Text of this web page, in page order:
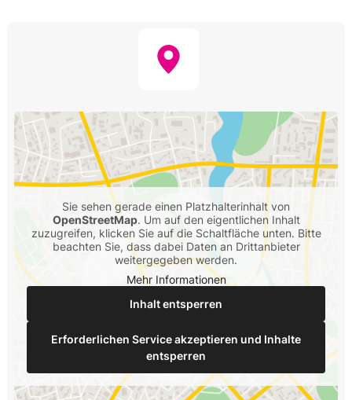
Sie sehen gerade einen Platzhalterinhalt von
OpenStreetMap. Um auf den eigentlichen Inhalt
zuzugreifen, klicken Sie auf die Schaltfläche unten. Bitte
beachten Sie, dass dabei Daten an Drittanbieter
weitergegeben werden.
Mehr Informationen
Inhalt entsperren
Erforderlichen Service akzeptieren und Inhalte
entsperren